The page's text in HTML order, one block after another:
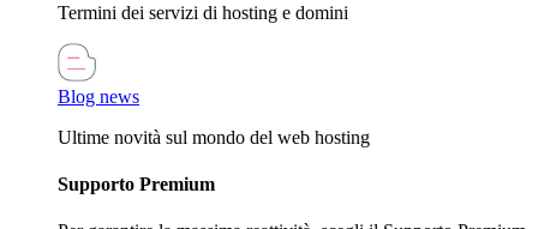
Termini dei servizi di hosting e domini
Blog news
Ultime novità sul mondo del web hosting
Supporto Premium